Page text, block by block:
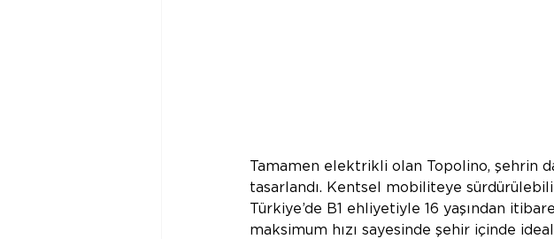
Tamamen elektrikli olan Topolino, şehrin
tasarlandı. Kentsel mobiliteye
Türkiye’de B1 ehliyetiyle 16 yaşından
maksimum hızı sayesinde şehir içinde